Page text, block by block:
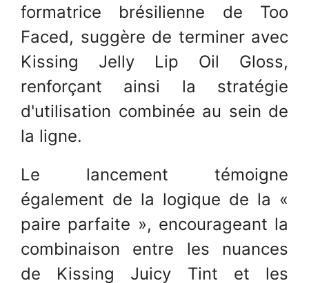
formatrice brésilienne de Too
Faced, suggère de terminer avec
Kissing Jelly Lip Oil Gloss,
renforçant ainsi la stratégie
d'utilisation combinée au sein de
la ligne.
Le lancement témoigne
également de la logique de la «
paire parfaite », encourageant la
combinaison entre les nuances
de Kissing Juicy Tint et les